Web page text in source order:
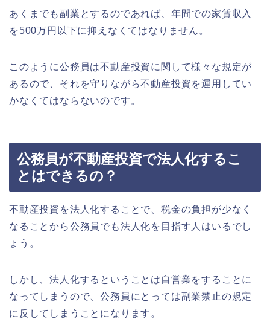
あくまでも副業とするのであれば、年間での家賃収入
を500万円以下に抑えなくてはなりません。
このように公務員は不動産投資に関して様々な規定が
あるので、それを守りながら不動産投資を運用してい
かなくてはならないのです。
公務員が不動産投資で法人化するこ
とはできるの？
不動産投資を法人化することで、税金の負担が少なく
なることから公務員でも法人化を目指す人はいるでし
ょう。
しかし、法人化するということは自営業をすることに
なってしまうので、公務員にとっては副業禁止の規定
に反してしまうことになります。